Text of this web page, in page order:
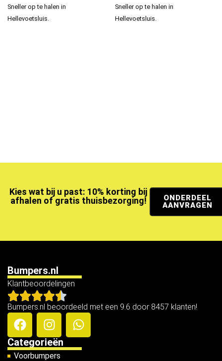
Sneller op te halen in
Hellevoetsluis.
Sneller op te halen in
Hellevoetsluis.
Kies wat bij u past: 10% korting bij
afhalen of gratis thuisbezorging!
ONDERDEEL
AANVRAGEN
Bumpers.nl
Klantbeoordelingen
Bumpers.nl beoordeeld met een 9.6 door 8457 klanten!
Categorieën
Voorbumpers